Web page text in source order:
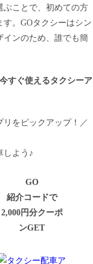
ぶことで、初めての方
。GOタクシーはシン
インのため、誰でも簡
今すぐ使えるタクシーア
リをピックアップ！／
しよう♪
GO
紹介コードで
2,000円分クーポ
ンGET